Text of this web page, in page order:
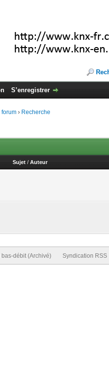
S’enregistrer
forum › Recherche
Sujet / Auteur
bas-débit (Archivé) Syndication RSS